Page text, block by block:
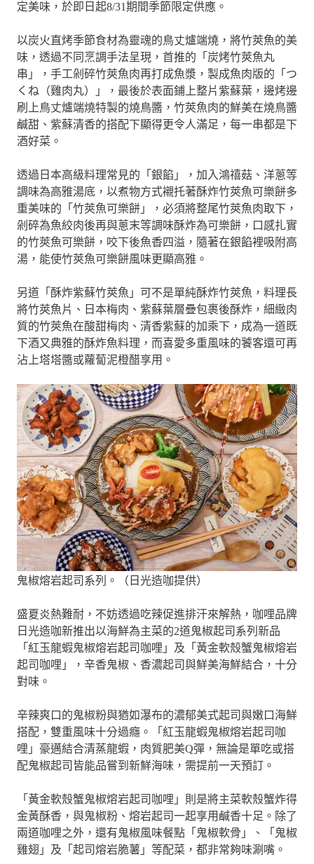
定美味，於即日起8/31期間季節限定供應。
以炭火直烤季節食材為靈魂的鳥丈爐端燒，將竹莢魚的美
味，透過不同烹調手法呈現，首推的「炭烤竹莢魚丸
串」，手工剁碎竹莢魚肉再打成魚漿，製成魚肉版的「つ
くね（雞肉丸）」，最後於表面鋪上整片紫蘇葉，邊烤邊
刷上鳥丈爐端燒特製的燒鳥醬，竹莢魚肉的鮮美在燒鳥醬
鹹甜、紫蘇清香的搭配下顯得更令人滿足，每一串都是下
酒好菜。
透過日本高級料理常見的「銀餡」，加入鴻禧菇、洋蔥等
調味為高雅湯底，以煮物方式襯托著酥炸竹莢魚可樂餅多
重美味的「竹莢魚可樂餅」，必須將整尾竹莢魚肉取下，
剁碎為魚絞肉後再與蔥末等調味酥炸為可樂餅，口感扎實
的竹莢魚可樂餅，咬下後魚香四溢，隨著在銀餡裡吸附高
湯，能使竹莢魚可樂餅風味更顯高雅。
另道「酥炸紫蘇竹莢魚」可不是單純酥炸竹莢魚，料理長
將竹莢魚片、日本梅肉、紫蘇葉層疊包裹後酥炸，細緻肉
質的竹莢魚在酸甜梅肉、清香紫蘇的加乘下，成為一道既
下酒又典雅的酥炸魚料理，而喜愛多重風味的饕客還可再
沾上塔塔醬或蘿蔔泥橙醋享用。
鬼椒熔岩起司系列。（日光造咖提供）
盛夏炎熱難耐，不妨透過吃辣促進排汗來解熱，咖哩品牌
日光造咖新推出以海鮮為主菜的2道鬼椒起司系列新品
「紅玉龍蝦鬼椒熔岩起司咖哩」及「黃金軟殼蟹鬼椒熔岩
起司咖哩」，辛香鬼椒、香濃起司與鮮美海鮮結合，十分
對味。
辛辣爽口的鬼椒粉與猶如瀑布的濃郁美式起司與嫩口海鮮
搭配，雙重風味十分過癮。「紅玉龍蝦鬼椒熔岩起司咖
哩」豪邁結合清蒸龍蝦，肉質肥美Q彈，無論是單吃或搭
配鬼椒起司皆能品嘗到新鮮海味，需提前一天預訂。
「黃金軟殼蟹鬼椒熔岩起司咖哩」則是將主菜軟殼蟹炸得
金黃酥香，與鬼椒粉、熔岩起司一起享用鹹香十足。除了
兩道咖哩之外，還有鬼椒風味餐點「鬼椒軟骨」、「鬼椒
雞翅」及「起司熔岩脆薯」等配菜，都非常夠味涮嘴。